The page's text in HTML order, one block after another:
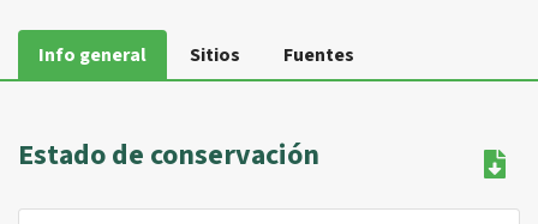
Info general Sitios Fuentes
Estado de conservación